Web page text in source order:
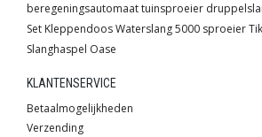
beregeningsautomaattuinsproeier
Set KleppendoosWaterslang5000 sproeier
Slanghaspel Oase
KLANTENSERVICE
Betaalmogelijkheden
Verzending